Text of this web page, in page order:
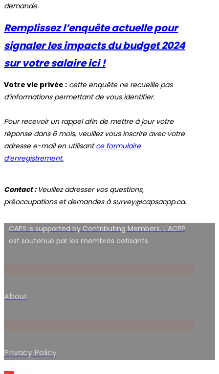
demande.
Remplissez l’enquête actuelle pour
signaler les impacts du budget 2024
sur votre salaire ici !
Votre vie privée : cette enquête ne recueille pas
d’informations permettant de vous identifier.
Pour recevoir un rappel afin de mettre à jour votre
réponse dans 6 mois, veuillez vous inscrire avec votre
adresse e-mail en utilisantce formulaire
d’enregistrement.
Contact : Veuillez adresser vos questions,
préoccupations et demandes à survey@capsacpp.ca.
CAPS is supported by Contributing Members. L'ACPP
est soutenue par les membres cotisants.
About
Privacy Policy